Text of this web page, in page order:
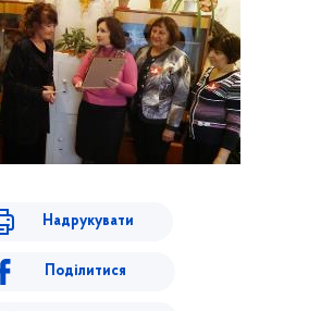
Надрукувати
Поділитися